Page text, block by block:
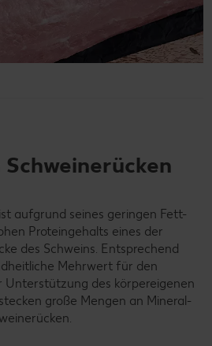
aufgrund seines geringen Fett-
Proteingehalts eines der
des Schweins. Entsprechend
Mehrwert für den
Unterstützung des körpereigenen
große Mengen an Mineral-